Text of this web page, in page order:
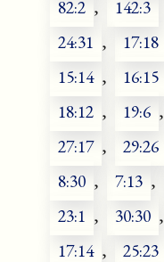
82:2 , 142:3
24:31 , 17:18
15:14 , 16:15
18:12 , 19:6 ,
27:17 , 29:26
8:30 , 7:13 ,
23:1 , 30:30 ,
17:14 , 25:23